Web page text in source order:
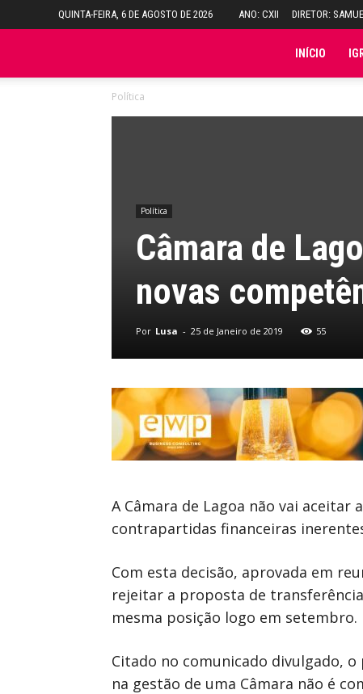
QUINTA-FEIRA, 6 DE AGOSTO DE 2026 ANO: CXII DIRETOR:
INÍCIO
Política
Política
Câmara de
novas
Por Lusa - 25 de Janeiro de 2019 55
A Câmara de Lagoa não vai
contrapartidas financeiras
Com esta decisão, aprovada em
rejeitar a proposta de
mesma posição logo em setembro.
Citado no comunicado divulgado,
na gestão de uma Câmara não é